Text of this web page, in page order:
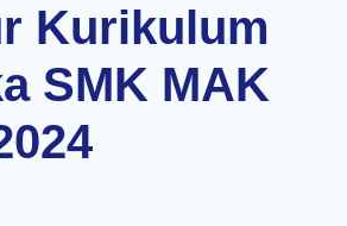
Kurikulum
SMK MAK